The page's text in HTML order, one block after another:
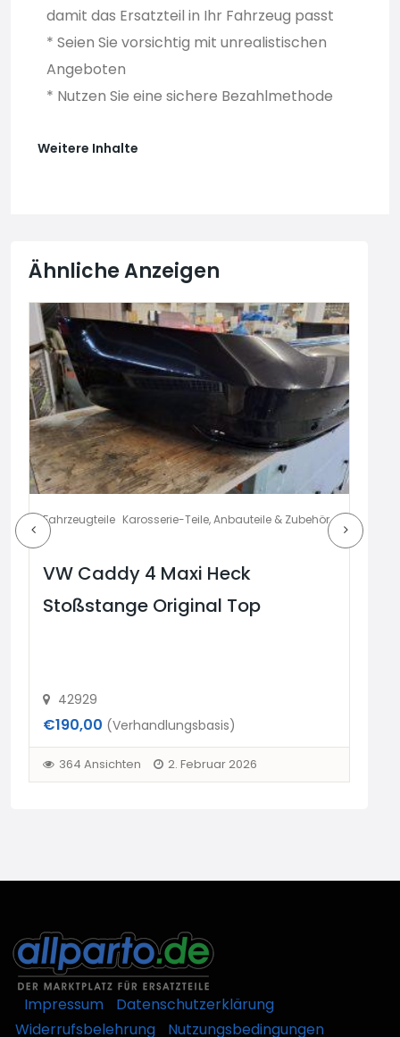
damit das Ersatzteil in Ihr Fahrzeug passt
* Seien Sie vorsichtig mit unrealistischen
Angeboten
* Nutzen Sie eine sichere Bezahlmethode
Weitere Inhalte
Ähnliche Anzeigen
Fahrzeugteile Karosserie-Teile, Anbauteile & Zubehör
VW Caddy 4 Maxi Heck
Stoßstange Original Top
42929
€190,00 (Verhandlungsbasis)
364 Ansichten 2. Februar 2026
Impressum
Datenschutzerklärung
Widerrufsbelehrung
Nutzungsbedingungen